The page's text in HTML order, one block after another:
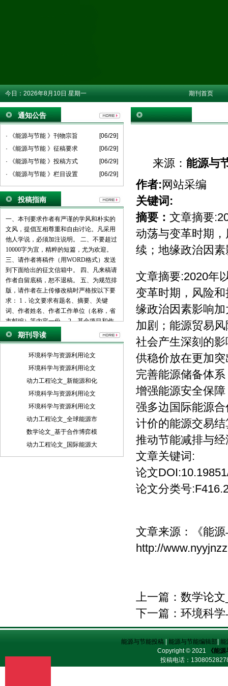
今日： 2026年8月10日 星期一 期刊首页
通知公告
· 《能源与节能 》刊物宗旨
[06/29]
· 《能源与节能 》征稿要求
[06/29]
· 《能源与节能 》投稿方式
[06/29]
· 《能源与节能 》栏目设置
[06/29]
投稿指南
一、本刊要求作者有严谨的学风和朴实的
文风，提倡互相尊重和自由讨论。凡采用
他人学说，必须加注说明。 二、不要超过
10000字为宜，精粹的短篇，尤为欢迎。
三、请作者将稿件（用WORD格式）发送
到下面给出的征文信箱中。 四、凡来稿请
作者自留底稿，恕不退稿。 五、为规范排
版，请作者在上传修改稿时严格按以下要
求： 1．论文要求有题名、摘要、关键
词、作者姓名、作者工作单位（名称，省
市邮编）等内容一份。 2．基金项目和作
者简介按下列格式： 基金项目：项目名称
（编号） 作者简介：姓名（出生年－），
性别，民族（汉族可省略），籍贯，职
言部分和正文部分，正文部分用阿拉伯数
字分级编号法，一般用两级。插图下方应
注明图序和图名。表格应采用三线表，表
格上方应注明表序和表名。 4．参考文献
主要的、发表在正式出版物上的文献。其
他相关注释可用脚注在当页标注。参考文
献的著录应执行国家标准GB7714-87的规
期刊导读
环境科学与资源利用论文
环境科学与资源利用论文
动力工程论文_新能源和化
环境科学与资源利用论文
环境科学与资源利用论文
动力工程论文_全球能源市
数学论文_基于合作博弈模
动力工程论文_国际能源大
来源： 能源与
作者:网站采编
关键词:
摘要： 文章摘要
动荡与变革时期
续；地缘政治因
文章摘要:2020年
变革时期，风险
缘政治因素影响
加剧；能源贸易
社会产生深刻的
供稳价放在更加
完善能源储备体
增强能源安全保
强多边国际能源
计价的能源交易
推动节能减排与
文章关键词:
论文
论文分类号
文章来源：
《能
http://
上一篇： 数学论
下一篇： 环境科
能源与节能投稿 能源与节能编辑部| 能
Copyright © 2021
《能
投稿电话：